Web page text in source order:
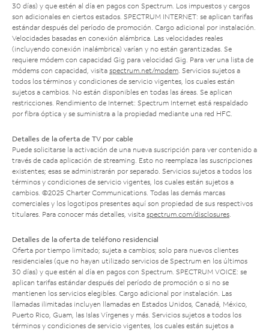
30 días) y que estén al día en pagos con Spectrum. Los impuestos y cargos
son adicionales en ciertos estados. SPECTRUM INTERNET: se aplican tarifas
estándar después del período de promoción. Cargo adicional por instalación.
Velocidades basadas en conexión alámbrica. Las velocidades reales
(incluyendo conexión inalámbrica) varían y no están garantizadas. Se
requiere módem con capacidad Gig para velocidad Gig. Para ver una lista de
módems con capacidad, visita spectrum.net/modem . Servicios sujetos a
todos los términos y condiciones de servicio vigentes, los cuales están
sujetos a cambios. No están disponibles en todas las áreas. Se aplican
restricciones. Rendimiento de Internet: Spectrum Internet está respaldado
por fibra óptica y se suministra a la propiedad mediante una red HFC.
Detalles de la oferta de TV por cable
Puede solicitarse la activación de una nueva suscripción para ver contenido a
través de cada aplicación de streaming. Esto no reemplaza las suscripciones
existentes; esas se administrarán por separado. Servicios sujetos a todos los
términos y condiciones de servicio vigentes, los cuales están sujetos a
cambios. ©2025 Charter Communications. Todas las demás marcas
comerciales y los logotipos presentes aquí son propiedad de sus respectivos
titulares. Para conocer más detalles, visita spectrum.com/disclosures
Detalles de la oferta de teléfono residencial
Oferta por tiempo limitado; sujeta a cambios; solo para nuevos clientes
residenciales (que no hayan utilizado servicios de Spectrum en los últimos
30 días) y que estén al día en pagos con Spectrum. SPECTRUM VOICE: se
aplican tarifas estándar después del período de promoción o si no se
mantienen los servicios elegibles. Cargo adicional por instalación. Las
llamadas ilimitadas incluyen llamadas en Estados Unidos, Canadá, México,
Puerto Rico, Guam, las Islas Vírgenes y más. Servicios sujetos a todos los
términos y condiciones de servicio vigentes, los cuales están sujetos a